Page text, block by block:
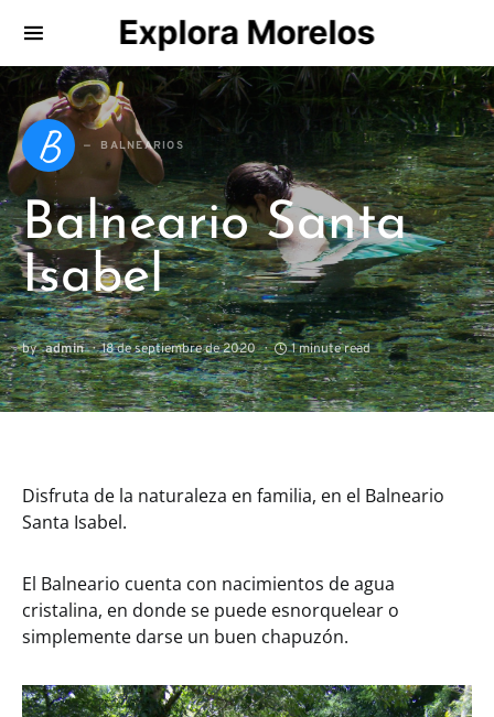
Explora Morelos
Search for:
B BALNEARIOS
Balneario Santa
Isabel
by admin 18 de septiembre de 2020 1 minute read
Disfruta de la naturaleza en familia, en el Balneario
Santa Isabel.
El Balneario cuenta con nacimientos de agua
cristalina, en donde se puede esnorquelear o
simplemente darse un buen chapuzón.